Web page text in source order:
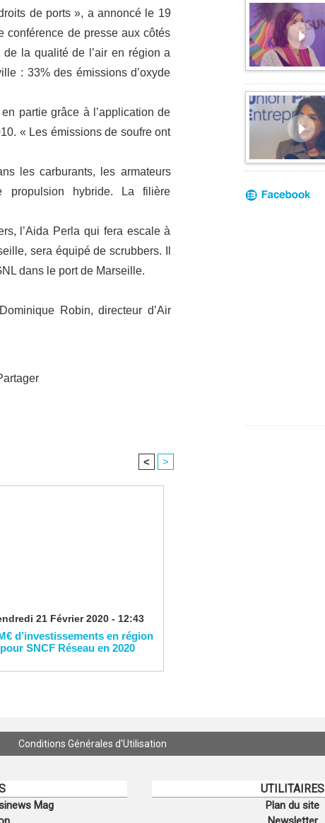
de ports », a annoncé le 19
conférence de presse aux côtés
la qualité de l’air en région a
: 33% des émissions d’oxyde
partie grâce à l’application de
« Les émissions de soufre ont
les carburants, les armateurs
propulsion hybride. La filière
l’Aida Perla qui fera escale à
sera équipé de scrubbers. Il
dans le port de Marseille.
Robin, directeur d’Air
< >
21 Février 2020 - 12:43
d’investissements en région
SNCF Réseau en 2020
Conditions Générales d'Utilisation
Mag
UTILITAIRES
Plan du site